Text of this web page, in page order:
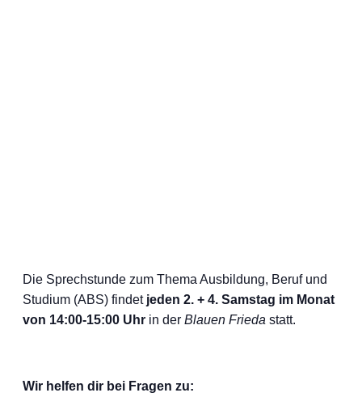
Die Sprechstunde zum Thema Ausbildung, Beruf und
Studium (ABS) findet jeden 2. + 4. Samstag im Monat
von 14:00-15:00 Uhr in der Blauen Frieda statt.
Wir helfen dir bei Fragen zu: